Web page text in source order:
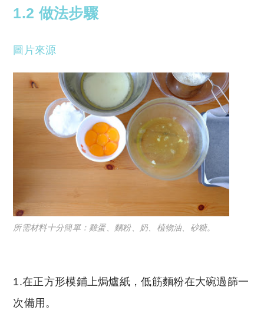
1.2 做法步驟
圖片來源
所需材料十分簡單：雞蛋、麵粉、奶、植物油、砂糖。
1.在正方形模鋪上焗爐紙，低筋麵粉在大碗過篩一
次備用。